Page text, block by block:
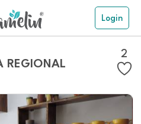
Login
REGIONAL
2